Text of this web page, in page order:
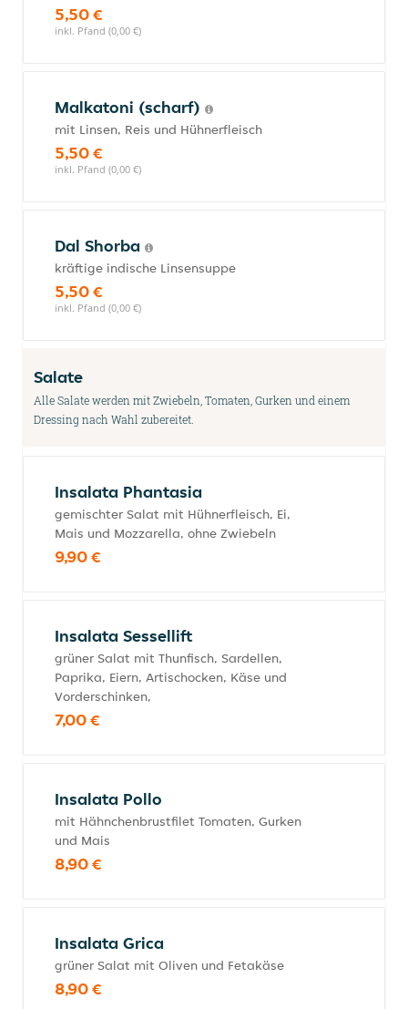
5,50 €
inkl. Pfand (0,00 €)
Malkatoni (scharf)
mit Linsen, Reis und Hühnerfleisch
5,50 €
inkl. Pfand (0,00 €)
Dal Shorba
kräftige indische Linsensuppe
5,50 €
inkl. Pfand (0,00 €)
Salate
Alle Salate werden mit Zwiebeln, Tomaten, Gurken und einem
Dressing nach Wahl zubereitet.
Insalata Phantasia
gemischter Salat mit Hühnerfleisch, Ei,
Mais und Mozzarella, ohne Zwiebeln
9,90 €
Insalata Sessellift
grüner Salat mit Thunfisch, Sardellen,
Paprika, Eiern, Artischocken, Käse und
Vorderschinken,
7,00 €
Insalata Pollo
mit Hähnchenbrustfilet Tomaten, Gurken
und Mais
8,90 €
Insalata Grica
grüner Salat mit Oliven und Fetakäse
8,90 €